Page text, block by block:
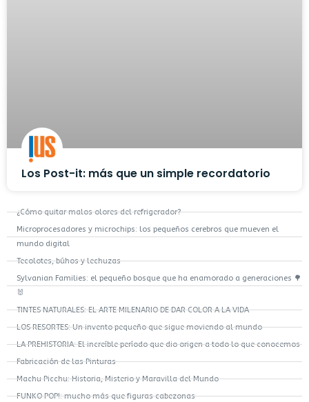
Los Post-it: más que un simple recordatorio
¿Cómo quitar malos olores del refrigerador?
Microprocesadores y microchips: los pequeños cerebros que mueven el
mundo digital
Tecolotes, búhos y lechuzas
Sylvanian Families: el pequeño bosque que ha enamorado a generaciones 🌳
🐰
TINTES NATURALES: EL ARTE MILENARIO DE DAR COLOR A LA VIDA
LOS RESORTES: Un invento pequeño que sigue moviendo al mundo
LA PREHISTORIA: El increíble período que dio origen a todo lo que conocemos
Fabricación de las Pinturas
Machu Picchu: Historia, Misterio y Maravilla del Mundo
FUNKO POP!: mucho más que figuras cabezonas